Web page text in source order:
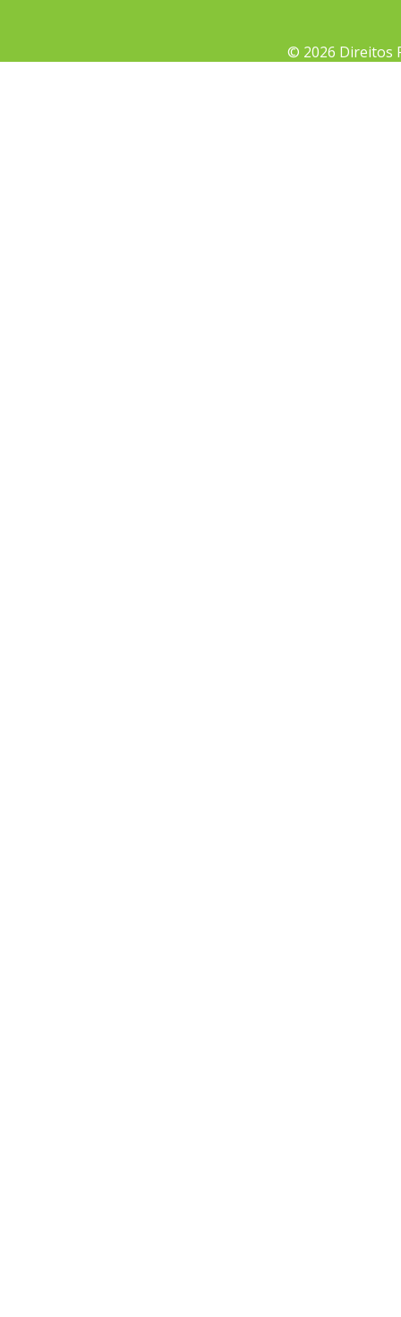
© 2026 Direitos